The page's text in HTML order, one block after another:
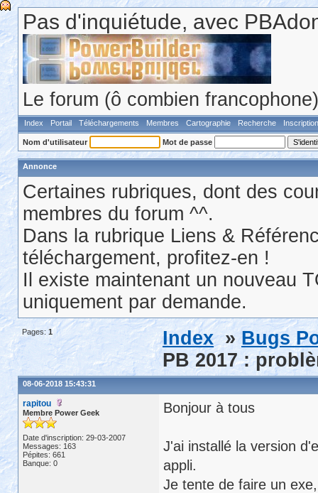
Pas d'inquiétude, avec
Le forum (ô combien
Index Portail Téléchargements Membres Cartographie Recherche Inscription
Nom d'utilisateur Mot de passe
Annonce
Certaines rubriques, dont des
membres du forum ^^.
Dans la rubrique Liens &
téléchargement, profitez-en !
Il existe maintenant un nouveau
uniquement par demande.
Pages: 1 Index »Bugs
PB 2017 :
08-06-2018 15:43:31
rapitou
Membre Power Geek
Date d'inscription: 29-03-2007
Messages: 163
Pépites: 661
Banque: 0
Bonjour à tous
J'ai installé la version
appli.
Je tente de faire un